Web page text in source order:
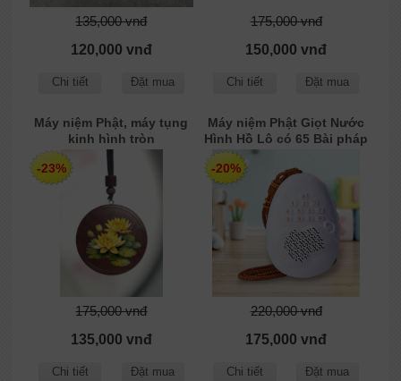
135,000 vnđ
120,000 vnđ
Chi tiết Đặt mua
175,000 vnđ
150,000 vnđ
Chi tiết Đặt mua
Máy niệm Phật, máy tụng
kinh hình tròn
-23%
175,000 vnđ
135,000 vnđ
Chi tiết Đặt mua
Máy niệm Phật Giọt Nước
Hình Hồ Lô có 65 Bài pháp
-20%
220,000 vnđ
175,000 vnđ
Chi tiết Đặt mua